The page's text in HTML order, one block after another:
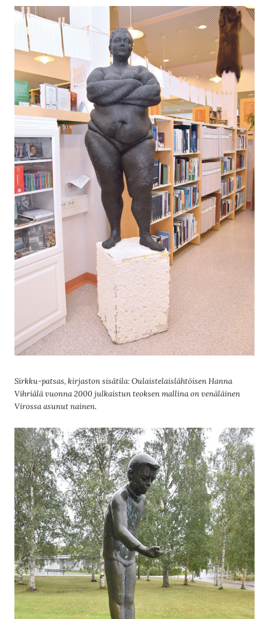
Sirkku-patsas, kirjaston sisätila: Oulaistelaislähtöisen Hanna
Vihriälä vuonna 2000 julkaistun teoksen mallina on venäläinen
Virossa asunut nainen.